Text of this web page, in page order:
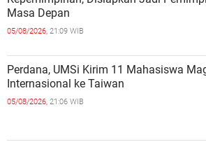
Masa Depan
05/08/2026, 21:09 WIB
Perdana, UMSi Kirim 11 Mahasiswa
Internasional ke Taiwan
05/08/2026, 21:06 WIB